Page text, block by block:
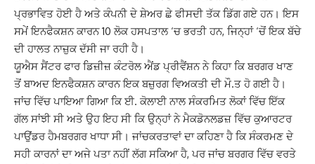
ਪ੍ਰਭਾਵਿਤ ਹੋਈ ਹੈ ਅਤੇ ਕੰਪਨੀ ਦੇ ਸ਼ੇਅਰ ਛੇ ਫੀਸਦੀ ਤੱਕ ਡਿੱਗ ਗਏ ਹਨ। ਇਸ
ਸਮੇਂ ਇਨਫੈਕਸ਼ਨ ਕਾਰਨ 10 ਲੋਕ ਹਸਪਤਾਲ ‘ਚ ਭਰਤੀ ਹਨ, ਜਿਨ੍ਹਾਂ ‘ਚੋਂ ਇਕ ਬੱਚੇ
ਦੀ ਹਾਲਤ ਨਾਜ਼ੁਕ ਦੱਸੀ ਜਾ ਰਹੀ ਹੈ।
ਯੂਐਸ ਸੈਂਟਰ ਫਾਰ ਡਿਜ਼ੀਜ਼ ਕੰਟਰੋਲ ਐਂਡ ਪ੍ਰੀਵੈਂਸ਼ਨ ਨੇ ਕਿਹਾ ਕਿ ਬਰਗਰ ਖਾਣ
ਤੋਂ ਬਾਅਦ ਇਨਫੈਕਸ਼ਨ ਕਾਰਨ ਇਕ ਬਜ਼ੁਰਗ ਵਿਅਕਤੀ ਦੀ ਮੌ.ਤ ਹੋ ਗਈ ਹੈ।
ਜਾਂਚ ਵਿੱਚ ਪਾਇਆ ਗਿਆ ਕਿ ਈ. ਕੋਲਾਈ ਨਾਲ ਸੰਕਰਮਿਤ ਲੋਕਾਂ ਵਿੱਚ ਇੱਕ
ਗੱਲ ਸਾਂਝੀ ਸੀ ਅਤੇ ਉਹ ਇਹ ਸੀ ਕਿ ਉਨ੍ਹਾਂ ਨੇ ਮੈਕਡੋਨਲਡਜ਼ ਵਿੱਚ ਕੁਆਰਟਰ
ਪਾਉਂਡਰ ਹੈਮਬਰਗਰ ਖਾਧਾ ਸੀ। ਜਾਂਚਕਰਤਾਵਾਂ ਦਾ ਕਹਿਣਾ ਹੈ ਕਿ ਸੰਕਰਮਣ ਦੇ
ਸਹੀ ਕਾਰਨਾਂ ਦਾ ਅਜੇ ਪਤਾ ਨਹੀਂ ਲੱਗ ਸਕਿਆ ਹੈ, ਪਰ ਜਾਂਚ ਬਰਗਰ ਵਿੱਚ ਵਰਤੇ